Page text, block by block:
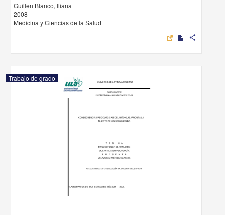
Guillen Blanco, Iliana
2008
Medicina y Ciencias de la Salud
share
Trabajo de grado